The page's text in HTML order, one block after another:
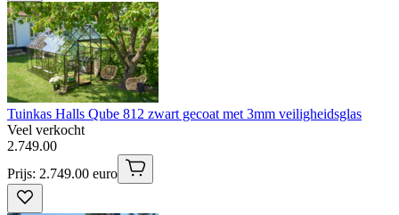
Tuinkas Halls Qube 812 zwart gecoat met 3mm veiligheidsglas
Veel verkocht
2.749.00
Prijs: 2.749.00 euro